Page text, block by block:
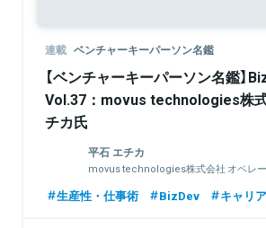
連載 ベンチャーキーパーソン名鑑
【ベンチャーキーパーソン名鑑】
Vol.37：movus technologies株
チカ氏
平石 エチカ
movus technologies株式会社 オペレ
生産性・仕事術 BizDev キャリ